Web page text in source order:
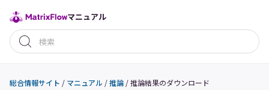
マニュアル
総合情報サイト / マニュアル /推論 /推論結果のダウンロード